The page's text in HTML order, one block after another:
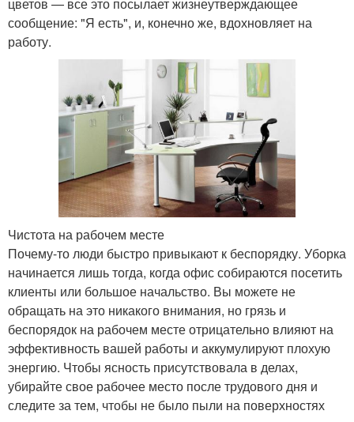
сообщение: "Я есть", и, конечно же, вдохновляет на
работу.
Чистота на рабочем месте
Почему-то люди быстро привыкают к беспорядку. Уборка
начинается лишь тогда, когда офис собираются посетить
клиенты или большое начальство. Вы можете не
обращать на это никакого внимания, но грязь и
беспорядок на рабочем месте отрицательно влияют на
эффективность вашей работы и аккумулируют плохую
энергию. Чтобы ясность присутствовала в делах,
убирайте свое рабочее место после трудового дня и
следите за тем, чтобы не было пыли на поверхностях